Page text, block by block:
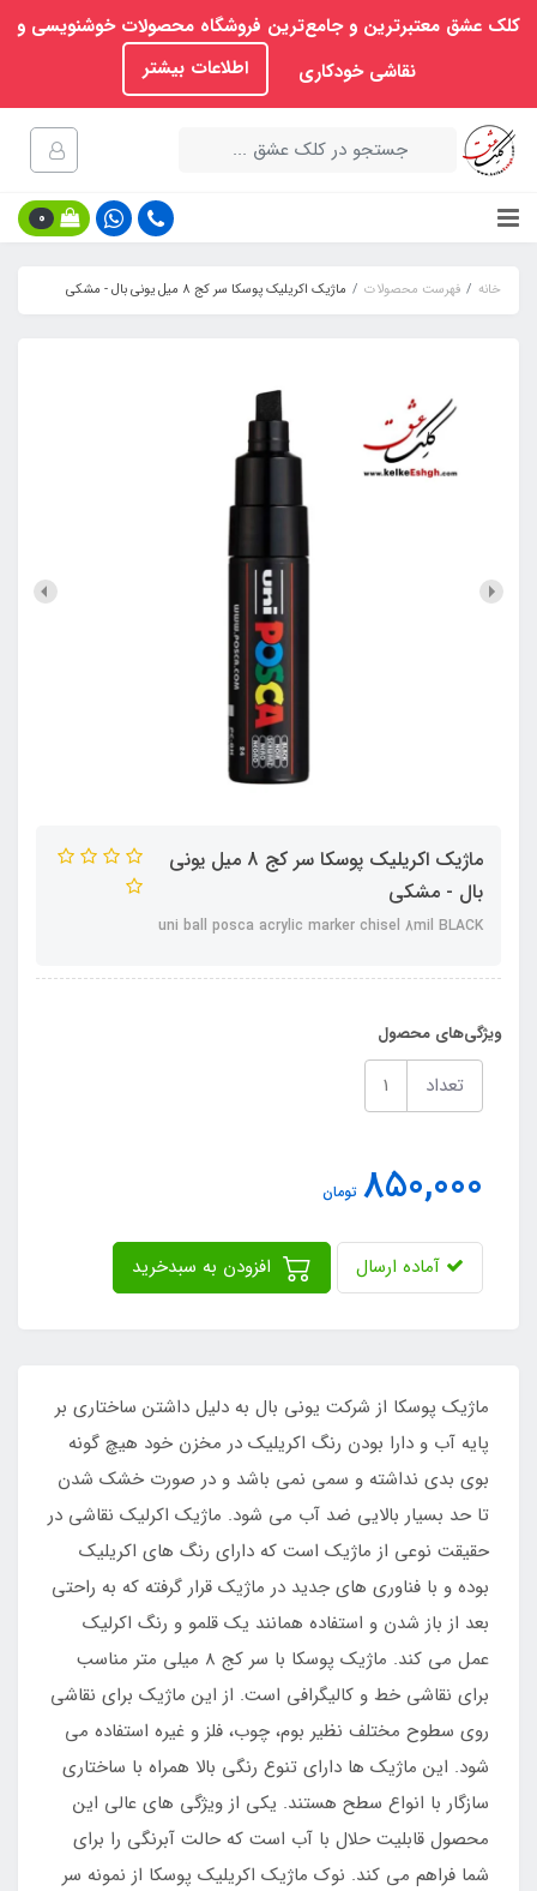
کلک عشق معتبرترین و جامع‌ترین فروشگاه محصولات خوشنویسی و
نقاشی خودکاری
اطلاعات بیشتر
0
خانه فهرست محصولات ماژیک اکریلیک پوسکا سر کج 8 میل یونی بال - مشکی
ماژیک اکریلیک پوسکا سر کج 8 میل یونی
بال - مشکی
uni ball posca acrylic marker chisel 8mil BLACK
ویژگی‌های محصول
تعداد
850,000 تومان
آماده ارسال
ماژیک پوسکا از شرکت یونی بال به دلیل داشتن ساختاری بر
پایه آب و دارا بودن رنگ اکریلیک در مخزن خود هیچ گونه
بوی بدی نداشته و سمی نمی باشد و در صورت خشک شدن
تا حد بسیار بالایی ضد آب می شود. ماژیک اکرلیک نقاشی در
حقیقت نوعی از ماژیک است که دارای رنگ های اکریلیک
بوده و با فناوری های جدید در ماژیک قرار گرفته که به راحتی
بعد از باز شدن و استفاده همانند یک قلمو و رنگ اکرلیک
عمل می کند. ماژیک پوسکا با سر کج 8 میلی متر مناسب
برای نقاشی خط و کالیگرافی است. از این ماژیک برای نقاشی
روی سطوح مختلف نظیر بوم، چوب، فلز و غیره استفاده می
شود. این ماژیک ها دارای تنوع رنگی بالا همراه با ساختاری
سازگار با انواع سطح هستند. یکی از ویژگی های عالی این
محصول قابلیت حلال با آب است که حالت آبرنگی را برای
شما فراهم می کند. نوک ماژیک اکریلیک پوسکا از نمونه سر